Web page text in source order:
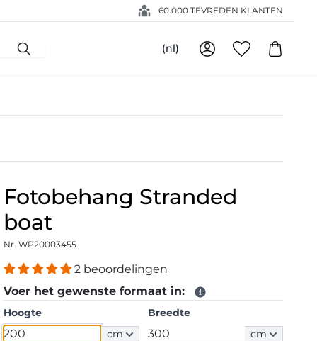
60.000 TEVREDEN KLANTEN
(nl)
Fotobehang Stranded
boat
Nr. WP20003455
2 beoordelingen
Voer het gewenste formaat in:
Hoogte
cm
Breedte
cm